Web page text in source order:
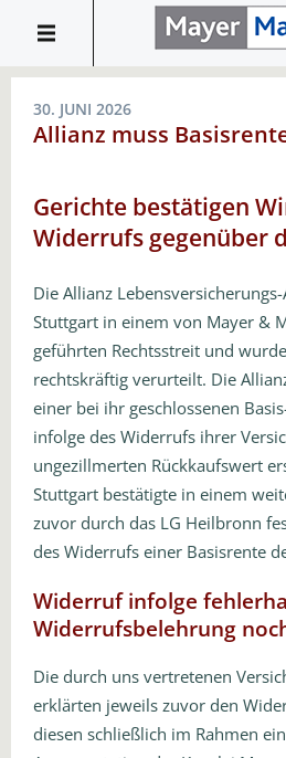
30. JUNI 2026
Allianz muss
Gerichte bestätigen
Widerrufs gegenüber
Die Allianz
Stuttgart in einem von Mayer &
geführten Rechtsstreit und
rechtskräftig verurteilt. Die
einer bei ihr geschlossenen
infolge des Widerrufs ihrer
ungezillmerten Rückkaufswert
Stuttgart bestätigte in einem
zuvor durch das LG Heilbronn
des Widerrufs einer Basisrente
Widerruf infolge
Widerrufsbelehrung
Die durch uns vertretenen
erklärten jeweils zuvor den
diesen schließlich im Rahmen